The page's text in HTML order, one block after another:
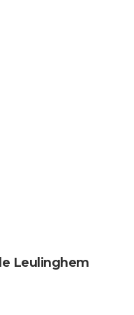
Leulinghem